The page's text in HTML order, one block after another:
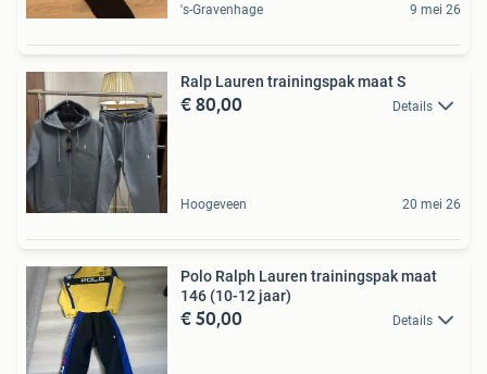
's-Gravenhage 9 mei 26
Ralp Lauren trainingspak maat S
€ 80,00 Details
Hoogeveen 20 mei 26
Polo Ralph Lauren trainingspak maat
146 (10-12 jaar)
€ 50,00 Details